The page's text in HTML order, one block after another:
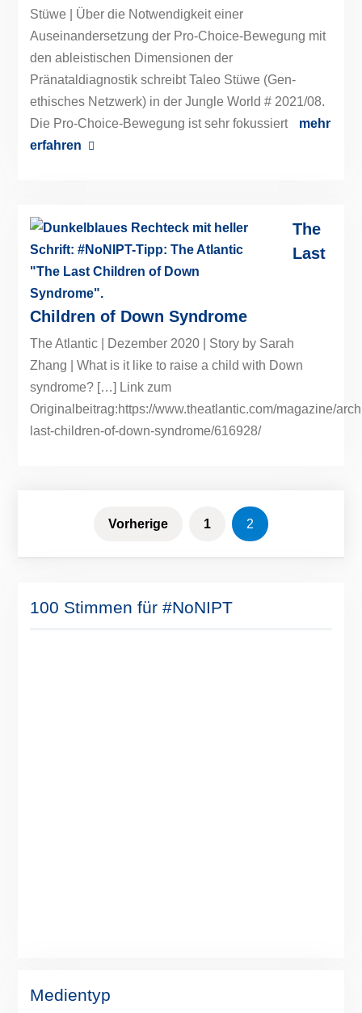
Stüwe | Über die Notwendigkeit einer
Auseinandersetzung der Pro-Choice-Bewegung mit
den ableistischen Dimensionen der
Pränataldiagnostik schreibt Taleo Stüwe (Gen-
ethisches Netzwerk) in der Jungle World # 2021/08.
Die Pro-Choice-Bewegung ist sehr fokussiert
mehr
erfahren
The
Last
Children of Down Syndrome
The Atlantic | Dezember 2020 | Story by Sarah
Zhang | What is it like to raise a child with Down
syndrome? […] Link zum
Originalbeitrag:https://www.theatlantic.com/magazine/
last-children-of-down-syndrome/616928/
Seitennummerierung
Vorherige 1 2
100 Stimmen für #NoNIPT
Medientyp